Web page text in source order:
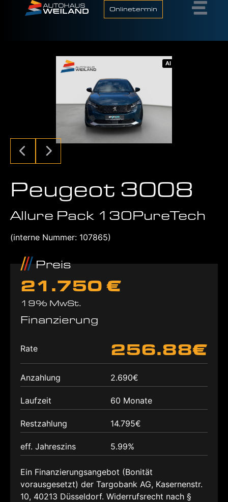
Onlinetermin
AI
Peugeot 3008
Allure Pack 130PureTech
(interne Nummer: 107865)
Preis
21.750 €
19% MwSt.
Finanzierung
Rate 256.88€
Anzahlung 2.690€
Laufzeit 60 Monate
Restzahlung 14.795€
eff. Jahreszins 5.99%
Ein Finanzierungsangebot (Bonität
vorausgesetzt) der Targobank AG, Kasernenstr.
10, 40213 Düsseldorf. Widerrufsrecht nach §